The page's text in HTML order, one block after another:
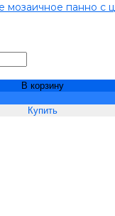
мозаичное панно с
В корзину